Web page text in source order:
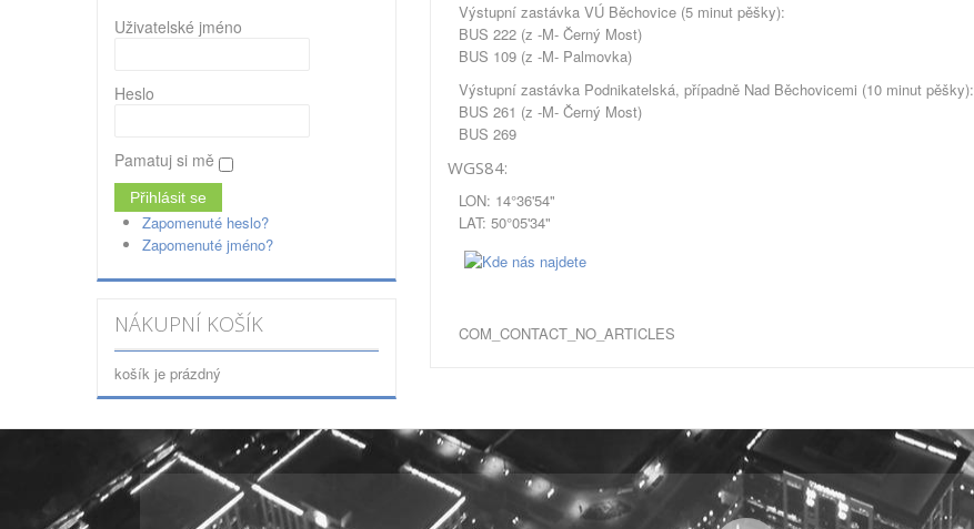
Výstupní zastávka VÚ Běchovice (5 minut pěšky):
BUS 222 (z -M- Černý Most)
BUS 109 (z -M- Palmovka)
Výstupní zastávka Podnikatelská, případně Nad Běchovicemi (10 minut pěšky):
BUS 261 (z -M- Černý Most)
BUS 269
WGS84:
LON: 14°36'54"
LAT: 50°05'34"
COM_CONTACT_NO_ARTICLES
Uživatelské jméno
Heslo
Pamatuj si mě
Zapomenuté heslo?
Zapomenuté jméno?
NÁKUPNÍ KOŠÍK
košík je prázdný